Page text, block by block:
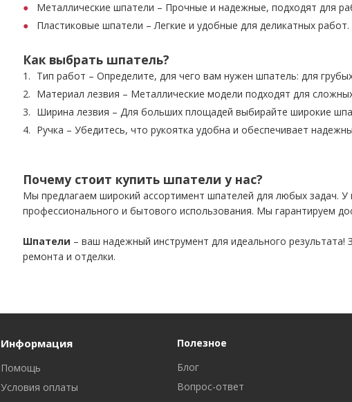
Металлические шпатели – Прочные и надежные, подходят для
Пластиковые шпатели – Легкие и удобные для деликатных работ.
Как выбрать шпатель?
Тип работ – Определите, для чего вам нужен шпатель: для
Материал лезвия – Металлические модели подходят для
Ширина лезвия – Для больших площадей выбирайте широкие
Ручка – Убедитесь, что рукоятка удобна и обеспечивает
Почему стоит купить шпатели у нас?
Мы предлагаем широкий ассортимент шпателей для любых задач.
профессионального и бытового использования. Мы гарантируем
Шпатели – ваш надежный инструмент для идеального
ремонта и отделки.
Информация
Помощь
Условия оплаты
Полезное
Блог
Вопрос-ответ